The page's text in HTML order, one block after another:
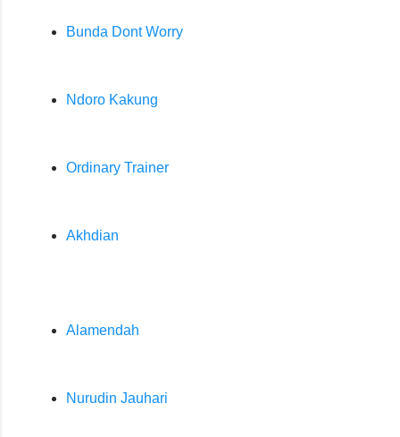
Bunda Dont Worry
Ndoro Kakung
Ordinary Trainer
Akhdian
Alamendah
Nurudin Jauhari